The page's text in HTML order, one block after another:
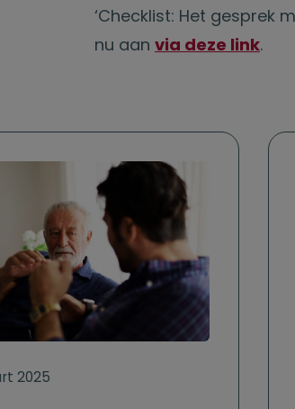
‘Checklist: Het gesprek
nu aan via deze link.
2025